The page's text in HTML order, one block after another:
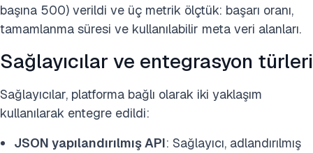
başına 500) verildi ve üç metrik ölçtük: başarı oranı,
tamamlanma süresi ve kullanılabilir meta veri alanları.
Sağlayıcılar ve entegrasyon türleri
Sağlayıcılar, platforma bağlı olarak iki yaklaşım
kullanılarak entegre edildi:
JSON yapılandırılmış API: Sağlayıcı, adlandırılmış